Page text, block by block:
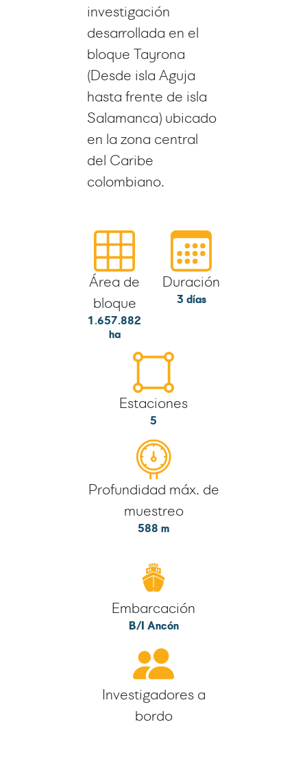
investigación
desarrollada en el
bloque Tayrona
(Desde isla Aguja
hasta frente de isla
Salamanca) ubicado
en la zona central
del Caribe
colombiano.
Área de
bloque
1.657.882
ha
Duración
3 días
Estaciones
5
Profundidad máx. de
muestreo
588 m
Embarcación
B/I Ancón
Investigadores a
bordo